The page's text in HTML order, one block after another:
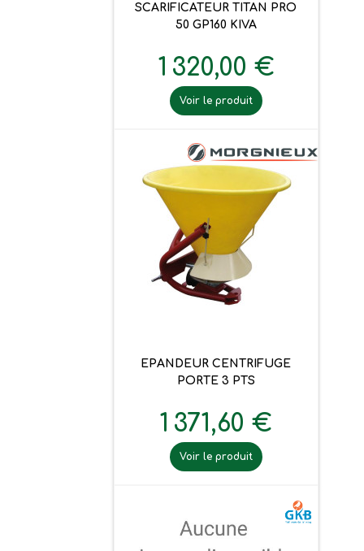
SCARIFICATEUR TITAN PRO
50 GP160 KIVA
1 320,00 €
Voir le produit
EPANDEUR CENTRIFUGE
PORTE 3 PTS
1 371,60 €
Voir le produit